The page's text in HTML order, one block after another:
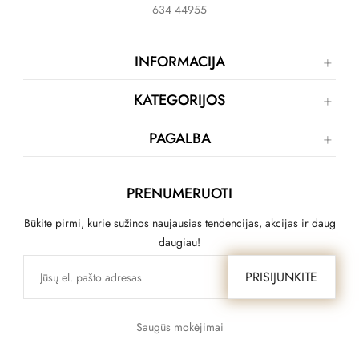
634 44955
INFORMACIJA
KATEGORIJOS
PAGALBA
PRENUMERUOTI
Būkite pirmi, kurie sužinos naujausias tendencijas, akcijas ir daug
daugiau!
PRISIJUNKITE
Saugūs mokėjimai